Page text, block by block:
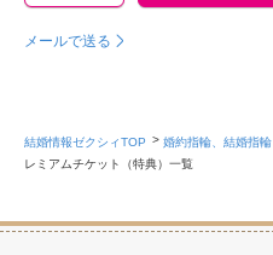
メールで送る
結婚情報ゼクシィTOP 婚約指輪、結婚指輪
レミアムチケット（特典）一覧